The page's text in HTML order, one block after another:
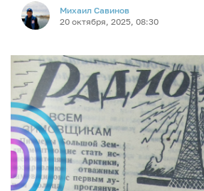
Михаил Савинов
20 октября, 2025, 08:30